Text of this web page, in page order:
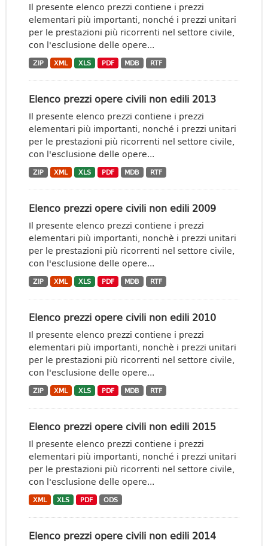
Il presente elenco prezzi contiene i prezzi
elementari più importanti, nonché i prezzi unitari
per le prestazioni più ricorrenti nel settore civile,
con l'esclusione delle opere...
ZIP XML XLS PDF MDB RTF
Elenco prezzi opere civili non edili 2013
Il presente elenco prezzi contiene i prezzi
elementari più importanti, nonché i prezzi unitari
per le prestazioni più ricorrenti nel settore civile,
con l'esclusione delle opere...
ZIP XML XLS PDF MDB RTF
Elenco prezzi opere civili non edili 2009
Il presente elenco prezzi contiene i prezzi
elementari più importanti, nonchè i prezzi unitari
per le prestazioni più ricorrenti nel settore civile,
con l'esclusione delle opere...
ZIP XML XLS PDF MDB RTF
Elenco prezzi opere civili non edili 2010
Il presente elenco prezzi contiene i prezzi
elementari più importanti, nonchè i prezzi unitari
per le prestazioni più ricorrenti nel settore civile,
con l'esclusione delle opere...
ZIP XML XLS PDF MDB RTF
Elenco prezzi opere civili non edili 2015
Il presente elenco prezzi contiene i prezzi
elementari più importanti, nonché i prezzi unitari
per le prestazioni più ricorrenti nel settore civile,
con l'esclusione delle opere...
XML XLS PDF ODS
Elenco prezzi opere civili non edili 2014